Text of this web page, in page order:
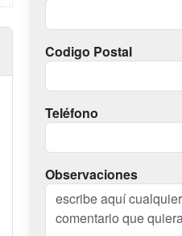
Codigo Postal
Teléfono
Observaciones